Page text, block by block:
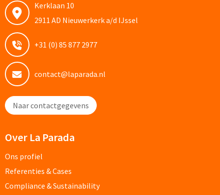
Kinderschrijfwaren bedrukken
Stoepkrijt bedrukken
Waskrijtjes bedrukken
Notitieboekjes bedrukken
Notitieblokken bedrukken
Schrijfmappen bedrukken
Kerklaan 10
2911 AD Nieuwerkerk a/d IJssel
+31 (0) 85 877 2977
contact@laparada.nl
Naar contactgegevens
Over La Parada
Ons profiel
Referenties & Cases
Compliance & Sustainability